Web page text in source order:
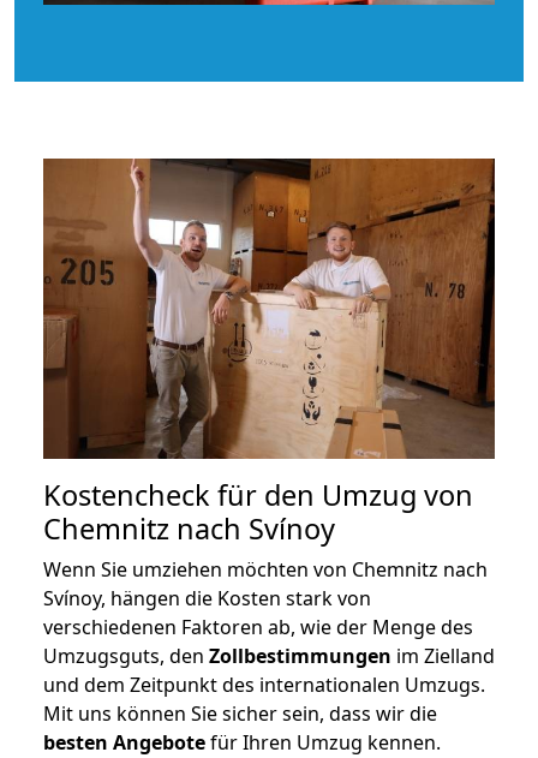
Kostencheck für den Umzug von
Chemnitz nach Svínoy
Wenn Sie umziehen möchten von Chemnitz nach
Svínoy, hängen die Kosten stark von
verschiedenen Faktoren ab, wie der Menge des
Umzugsguts, den Zollbestimmungen im Zielland
und dem Zeitpunkt des internationalen Umzugs.
Mit uns können Sie sicher sein, dass wir die
besten Angebotefür Ihren Umzug kennen.